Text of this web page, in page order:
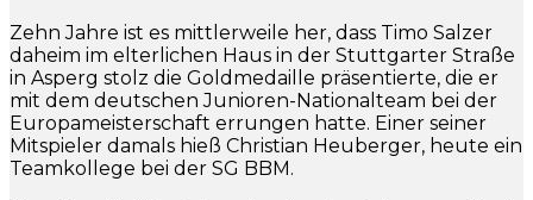
Zehn Jahre ist es mittlerweile her, dass Timo Salzer
daheim im elterlichen Haus in der Stuttgarter Straße
in Asperg stolz die Goldmedaille präsentierte, die er
mit dem deutschen Junioren-Nationalteam bei der
Europameisterschaft errungen hatte. Einer seiner
Mitspieler damals hieß Christian Heuberger, heute ein
Teamkollege bei der SG BBM.